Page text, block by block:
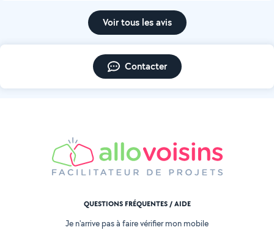
Voir tous les avis
Contacter
QUESTIONS FRÉQUENTES / AIDE
Je n'arrive pas à faire vérifier mon mobile